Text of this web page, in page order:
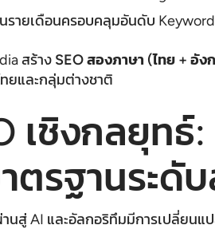
รายเดือนครอบคลุมอันดับ
สร้าง SEO สองภาษา (ไทย + อัง
ยและกลุ่มต่างชาติ
เชิงกลยุท
ตรฐานระดั
สู่ AI และอัลกอริทึมมีการเปลี่ยนแ